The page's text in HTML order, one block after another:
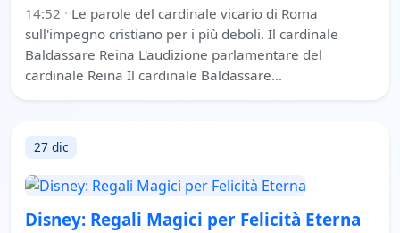
14:52 · Le parole del cardinale vicario di Roma
sull'impegno cristiano per i più deboli. Il cardinale
Baldassare Reina L'audizione parlamentare del
cardinale Reina Il cardinale Baldassare…
27 dic
Disney: Regali Magici per Felicità Eterna